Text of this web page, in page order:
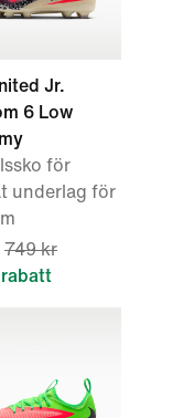
Jr.
6 Low
för
underlag för
749 kr